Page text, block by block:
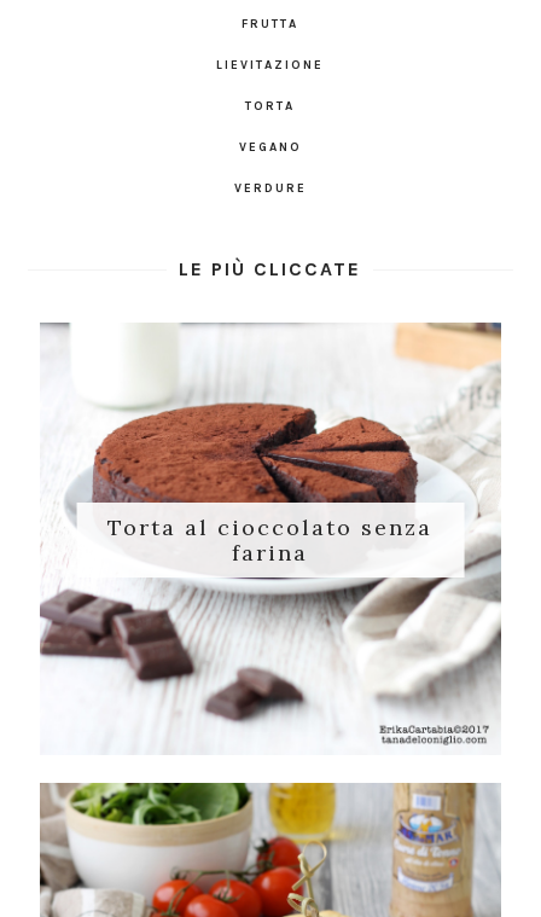
FRUTTA
LIEVITAZIONE
TORTA
VEGANO
VERDURE
LE PIÙ CLICCATE
Torta al cioccolato senza
farina